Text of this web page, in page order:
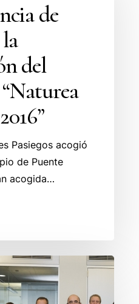
de
del
Pasiegos acogió
de Puente
acogida…